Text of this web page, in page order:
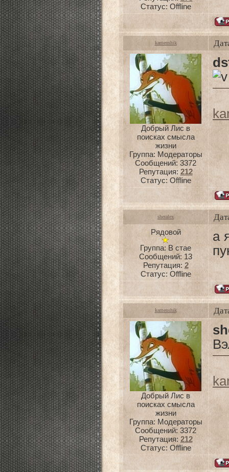
Статус: Offline
kamenshik
Добрый Лис в
поисках смысла
жизни
Группа: Модераторы
Сообщений: 3372
Репутация: 212
Статус: Offline
sheralex
Рядовой
Группа: В стае
Сообщений:13
Репутация: 2
Статус: Offline
а
kamenshik
Добрый Лис в
поисках смысла
жизни
Группа: Модераторы
Сообщений: 3372
Репутация: 212
Статус: Offline